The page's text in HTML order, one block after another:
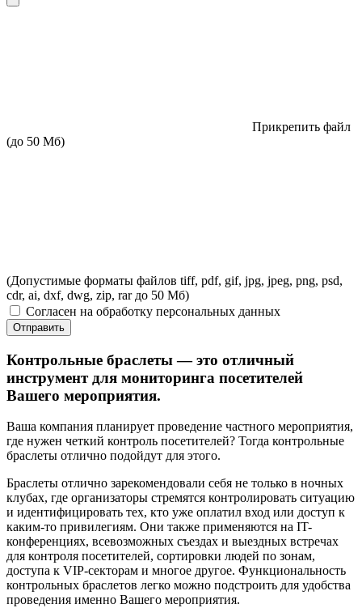
Прикрепить файл
(до 50 Мб)
(Допустимые форматы файлов tiff, pdf, gif, jpg, jpeg, png, psd,
cdr, ai, dxf, dwg, zip, rar до 50 Мб)
Согласен на обработку персональных данных
Отправить
Контрольные браслеты — это отличный
инструмент для мониторинга посетителей
Вашего мероприятия.
Ваша компания планирует проведение частного мероприятия,
где нужен четкий контроль посетителей? Тогда контрольные
браслеты отлично подойдут для этого.
Браслеты отлично зарекомендовали себя не только в ночных
клубах, где организаторы стремятся контролировать ситуацию
и идентифицировать тех, кто уже оплатил вход или доступ к
каким-то привилегиям. Они также применяются на IT-
конференциях, всевозможных съездах и выездных встречах
для контроля посетителей, сортировки людей по зонам,
доступа к VIP-секторам и многое другое. Функциональность
контрольных браслетов легко можно подстроить для удобства
проведения именно Вашего мероприятия.